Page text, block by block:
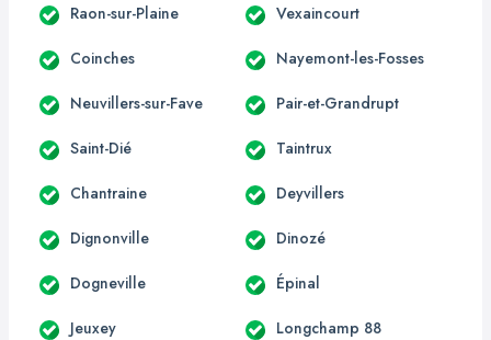
Raon-sur-Plaine Vexaincourt
Coinches Nayemont-les-Fosses
Neuvillers-sur-Fave Pair-et-Grandrupt
Saint-Dié Taintrux
Chantraine Deyvillers
Dignonville Dinozé
Dogneville Épinal
Jeuxey Longchamp 88